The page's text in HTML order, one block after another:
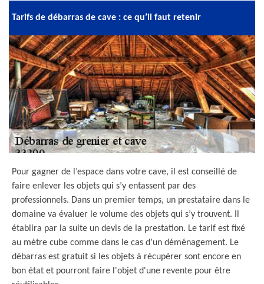
Tarifs de débarras de cave : ce qu’il faut retenir
Pour gagner de l’espace dans votre cave, il est conseillé de
faire enlever les objets qui s’y entassent par des
professionnels. Dans un premier temps, un prestataire dans le
domaine va évaluer le volume des objets qui s’y trouvent. Il
établira par la suite un devis de la prestation. Le tarif est fixé
au mètre cube comme dans le cas d’un déménagement. Le
débarras est gratuit si les objets à récupérer sont encore en
bon état et pourront faire l'objet d'une revente pour être